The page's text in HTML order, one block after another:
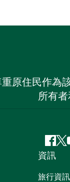
原住民作為
所有者
嘰
喳
資訊
旅行資訊